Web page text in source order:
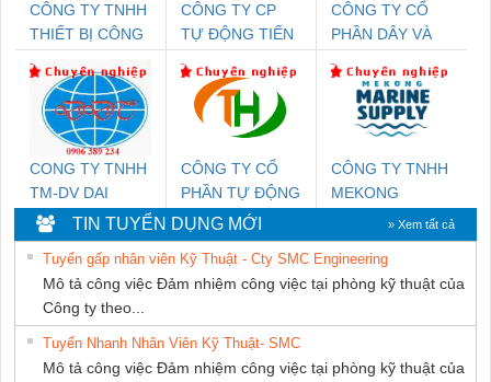
CÔNG TY TNHH
THIẾT BỊ CÔNG
SETSUBI VIỆT
NAM
CÔNG TY CP
TỰ ĐỘNG TIẾN
CÔNG TY CỔ
PHẦN DÂY VÀ
THƯỢNG ĐÌNH
CONG TY TNHH
TM-DV DAI
DONG THANH
CÔNG TY CỔ
PHẦN TỰ ĐỘNG
TIẾN HƯNG
CÔNG TY TNHH
MEKONG
SUPPLY
TIN TUYỂN DỤNG MỚI » Xem tất cả
Tuyển gấp nhân viên Kỹ Thuật - Cty SMC Engineering
Mô tả công việc Đảm nhiệm công việc tại phòng kỹ thuật của
Công ty theo...
Tuyển Nhanh Nhân Viên Kỹ Thuật- SMC
Mô tả công việc Đảm nhiệm công việc tại phòng kỹ thuật của